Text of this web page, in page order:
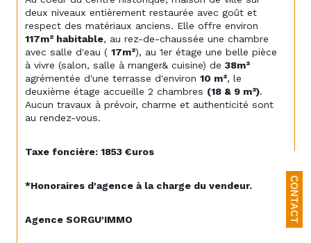
CONTACT
deux niveaux entièrement restaurée avec goût et
respect des matériaux anciens. Elle offre environ
117m² habitable, au rez-de-chaussée une chambre
avec salle d'eau ( 17m²), au 1er étage une belle pièce
à vivre (salon, salle à manger& cuisine) de 38m²
agrémentée d'une terrasse d'environ 10 m², le
deuxième étage accueille 2 chambres (18 & 9 m²).
Aucun travaux à prévoir, charme et authenticité sont
au rendez-vous.
Taxe foncière: 1853 €uros
*Honoraires d'agence à la charge du vendeur.
Agence SORGU'IMMO